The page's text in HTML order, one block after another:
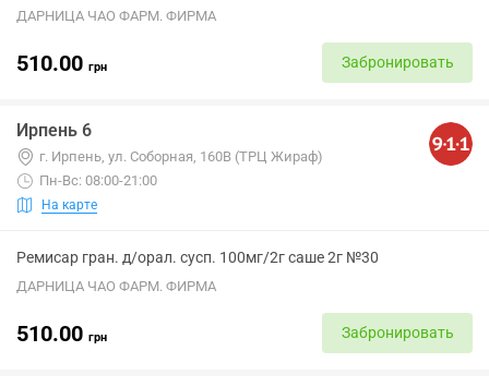
ДАРНИЦА ЧАО ФАРМ. ФИРМА
510.00 грн Забронировать
Ирпень 6
г. Ирпень, ул. Соборная, 160В (ТРЦ Жираф)
Пн-Вс: 08:00-21:00
На карте
Ремисар гран. д/орал. сусп. 100мг/2г саше 2г №30
ДАРНИЦА ЧАО ФАРМ. ФИРМА
510.00 грн Забронировать